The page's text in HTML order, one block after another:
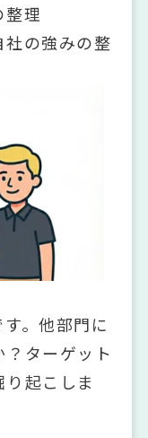
整理
社の強みの整
。他部門に
ターゲット
起こしま